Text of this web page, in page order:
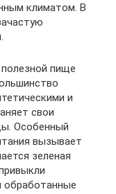
климатом. В
пище
и
свои
Особенный
вызывает
зеленая
обработанные